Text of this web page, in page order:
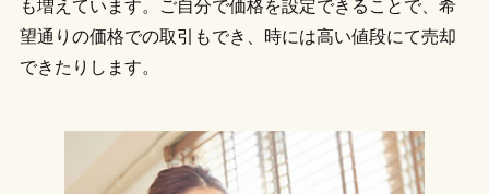
も増えています。ご自分で価格を設定できることで、希
望通りの価格での取引もでき、時には高い値段にて売却
できたりします。